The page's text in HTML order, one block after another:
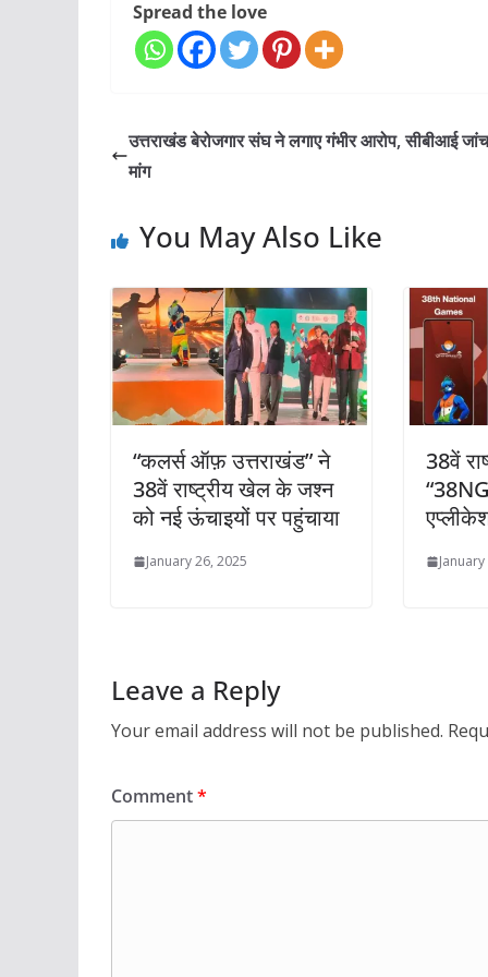
Spread the love
उत्तराखंड बेरोजगार संघ ने लगाए गंभीर आरोप, सीबीआई
मांग
You May Also Like
“कलर्स ऑफ़ उत्तराखंड” ने
38वें राष्ट्रीय खेल के जश्न
को नई ऊंचाइयों पर पहुंचाया
January 26, 2025
38वें
Leave a Reply
Your email address will not be published.
Comment*